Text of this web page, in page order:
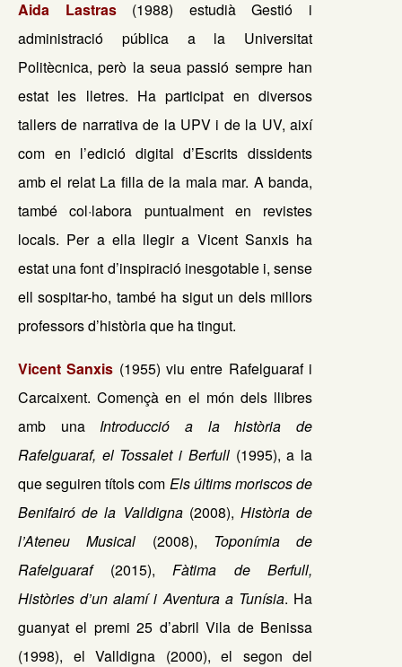
Aida Lastras
(1988) estudià Gestió i
administració pública a la Universitat
Politècnica, però la seua passió sempre han
estat les lletres. Ha participat en diversos
tallers de narrativa de la UPV i de la UV, així
com en l’edició digital d’Escrits dissidents
amb el relat La filla de la mala mar. A banda,
també col·labora puntualment en revistes
locals. Per a ella llegir a Vicent Sanxis ha
estat una font d’inspiració inesgotable i, sense
ell sospitar-ho, també ha sigut un dels millors
professors d’història que ha tingut.
Vicent Sanxis (1955) viu entre Rafelguaraf i
Carcaixent. Començà en el món dels llibres
amb unaIntroducció a la història de
Rafelguaraf, el Tossalet i Berfull(1995), a la
que seguiren títols com Els últims moriscos de
Benifairó de la Valldigna(2008), Història de
l’Ateneu Musical (2008), Toponímia de
Rafelguaraf(2015), Fàtima de Berfull,
Històries d’un alamí i Aventura a Tunísia. Ha
guanyat el premi 25 d’abril Vila de Benissa
(1998), el Valldigna (2000), el segon del